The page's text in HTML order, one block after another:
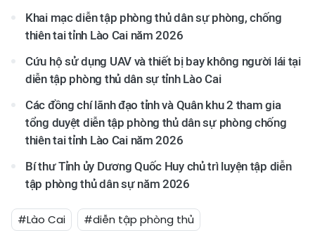
Khai mạc diễn tập phòng thủ dân sự phòng, chống
thiên tai tỉnh Lào Cai năm 2026
Cứu hộ sử dụng UAV và thiết bị bay không người lái tại
diễn tập phòng thủ dân sự tỉnh Lào Cai
Các đồng chí lãnh đạo tỉnh và Quân khu 2 tham gia
tổng duyệt diễn tập phòng thủ dân sự phòng chống
thiên tai tỉnh Lào Cai năm 2026
Bí thư Tỉnh ủy Dương Quốc Huy chủ trì luyện tập diễn
tập phòng thủ dân sự năm 2026
#Lào Cai
#diễn tập phòng thủ